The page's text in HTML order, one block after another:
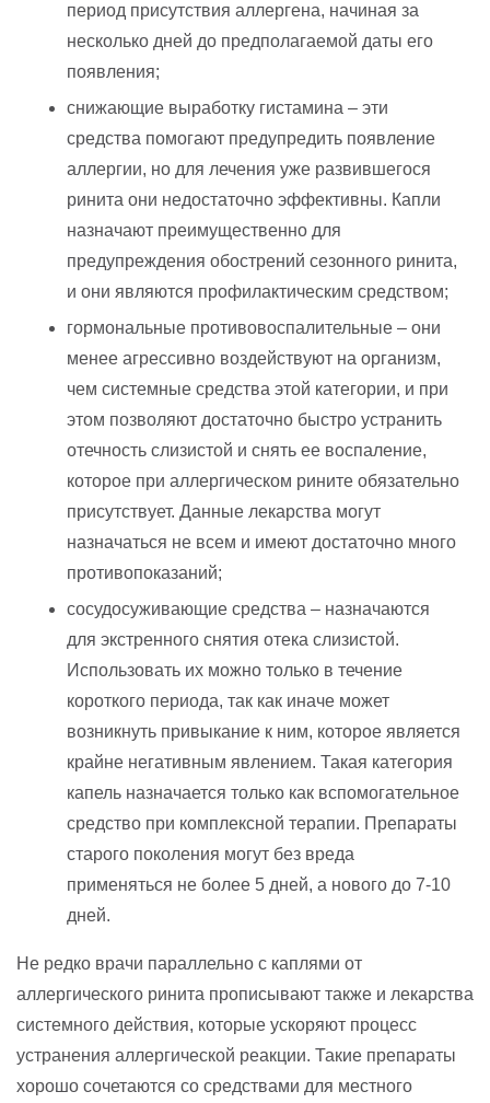
период присутствия аллергена, начиная за
несколько дней до предполагаемой даты его
появления;
снижающие выработку гистамина – эти
средства помогают предупредить появление
аллергии, но для лечения уже развившегося
ринита они недостаточно эффективны. Капли
назначают преимущественно для
предупреждения обострений сезонного ринита,
и они являются профилактическим средством;
гормональные противовоспалительные – они
менее агрессивно воздействуют на организм,
чем системные средства этой категории, и при
этом позволяют достаточно быстро устранить
отечность слизистой и снять ее воспаление,
которое при аллергическом рините обязательно
присутствует. Данные лекарства могут
назначаться не всем и имеют достаточно много
противопоказаний;
сосудосуживающие средства – назначаются
для экстренного снятия отека слизистой.
Использовать их можно только в течение
короткого периода, так как иначе может
возникнуть привыкание к ним, которое является
крайне негативным явлением. Такая категория
капель назначается только как вспомогательное
средство при комплексной терапии. Препараты
старого поколения могут без вреда
применяться не более 5 дней, а нового до 7-10
дней.
Не редко врачи параллельно с каплями от
аллергического ринита прописывают также и лекарства
системного действия, которые ускоряют процесс
устранения аллергической реакции. Такие препараты
хорошо сочетаются со средствами для местного